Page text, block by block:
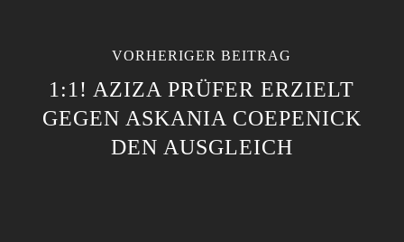
VORHERIGER BEITRAG
1:1! AZIZA PRÜFER ERZIELT
GEGEN ASKANIA COEPENICK
DEN AUSGLEICH